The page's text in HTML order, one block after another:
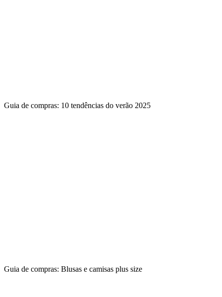
Guia de compras: 10 tendências do verão 2025
Guia de compras: Blusas e camisas plus size